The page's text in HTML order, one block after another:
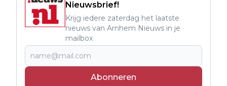
Nieuwsbrief!
Krijg iedere zaterdag het laatste
nieuws van Arnhem Nieuws in je
mailbox
Abonneren